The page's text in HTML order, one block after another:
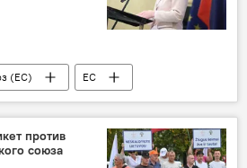
(ЕС)
ЕС
Урсула фон дер Ляйен
против
союза